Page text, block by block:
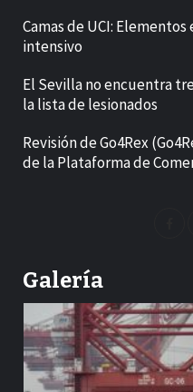
Camas de UCI:
intensivo
El Sevilla no encuentra
la lista de lesionados
Revisión de Go4Rex
de la Plataforma de
Galería